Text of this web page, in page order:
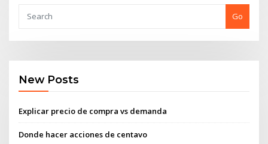
Go
New Posts
Explicar precio de compra vs demanda
Donde hacer acciones de centavo